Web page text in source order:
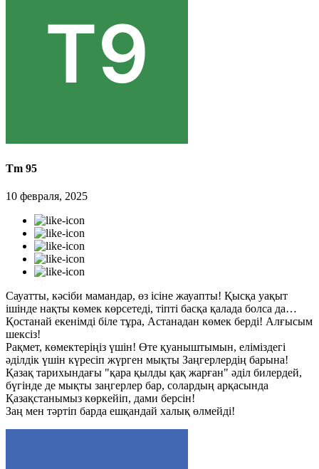
Tm 95
10 февраля, 2025
Сауатты, кәсіби мамандар, өз ісіне жауапты! Қысқа уақыт
ішінде нақты көмек көрсетеді, тіпті басқа қалада болса да…
Қостанай екенімді біле тұра, Астанадан көмек берді! Алғысым
шексіз!
Рақмет, көмектеріңіз үшін! Өте қуаныштымын, еліміздегі
әділдік үшін күресіп жүрген мықты Заңгерлердің барына!
Қазақ тарихындағы "қара қылды қақ жарған" әділ билердей,
бүгінде де мықты заңгерлер бар, солардың арқасында
Қазақстанымыз көркейіп, дами берсін!
Заң мен тәртіп барда ешқандай халық өлмейді!